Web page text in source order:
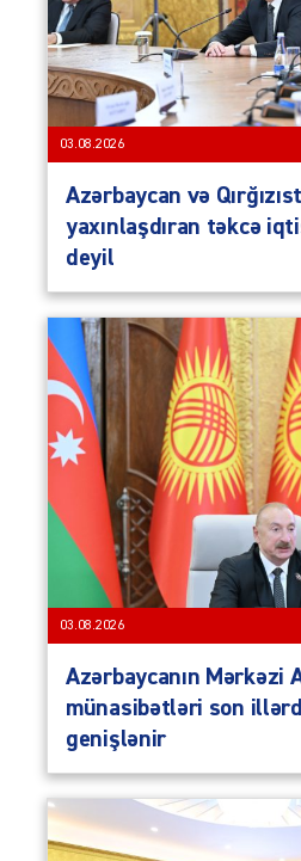
03.08.2026
Azərbaycan və
yaxınlaşdıran təkcə
deyil
03.08.2026
Azərbaycanın Mərkəzi
münasibətləri son
genişlənir